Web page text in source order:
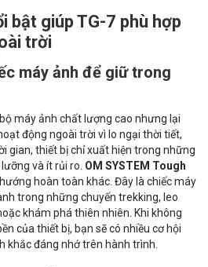
bật giúp TG-7 phù hợp
trời
máy ảnh để giữ trong
máy ảnh chất lượng cao nhưng lại
động ngoài trời vì lo ngại thời tiết,
gian, thiết bị chỉ xuất hiện trong những
và ít rủi ro. OM SYSTEM Tough
hoàn toàn khác. Đây là chiếc máy
trong những chuyến trekking, leo
khám phá thiên nhiên. Khi không
của thiết bị, bạn sẽ có nhiều cơ hội
khắc đáng nhớ trên hành trình.